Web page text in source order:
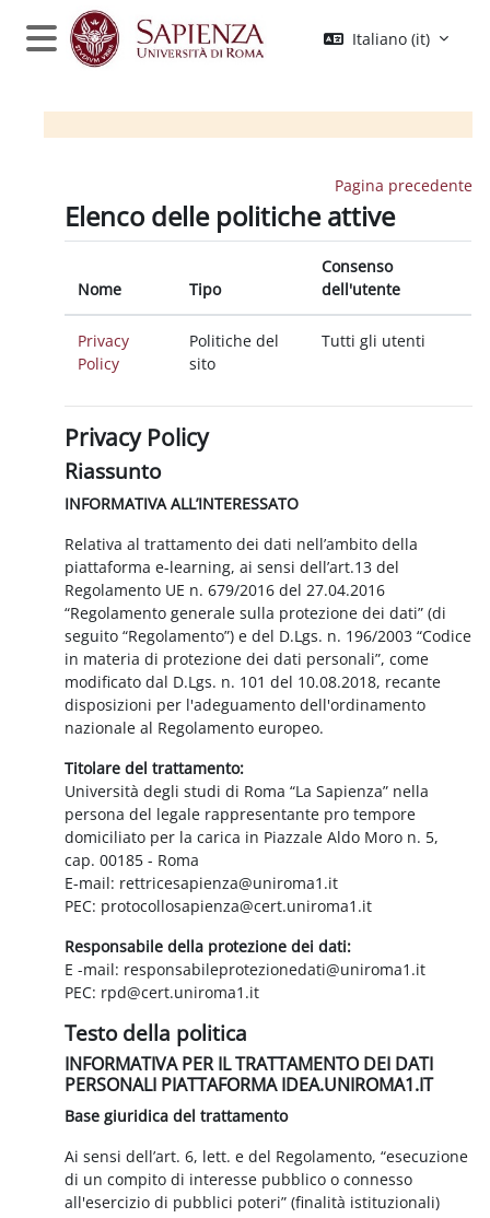
Vai al contenuto principale
Pannello laterale
Italiano ‎(it)‎
Pagina precedente
Elenco delle politiche attive
Nome Tipo
Consenso
dell'utente
Privacy
Policy
Politiche del
sito
Tutti gli utenti
Privacy Policy
Riassunto
INFORMATIVA ALL’INTERESSATO
Relativa al trattamento dei dati nell’ambito della
piattaforma e-learning, ai sensi dell’art.13 del
Regolamento UE n. 679/2016 del 27.04.2016
“Regolamento generale sulla protezione dei dati” (di
seguito “Regolamento”) e del D.Lgs. n. 196/2003 “Codice
in materia di protezione dei dati personali”, come
modificato dal D.Lgs. n. 101 del 10.08.2018, recante
disposizioni per l'adeguamento dell'ordinamento
nazionale al Regolamento europeo.
Titolare del trattamento:
Università degli studi di Roma “La Sapienza” nella
persona del legale rappresentante pro tempore
domiciliato per la carica in Piazzale Aldo Moro n. 5,
cap. 00185 - Roma
E-mail: rettricesapienza@uniroma1.it
PEC: protocollosapienza@cert.uniroma1.it
Responsabile della protezione dei dati:
E -mail: responsabileprotezionedati@uniroma1.it
PEC: rpd@cert.uniroma1.it
Testo della politica
INFORMATIVA PER IL TRATTAMENTO DEI DATI
PERSONALI PIATTAFORMA IDEA.UNIROMA1.IT
Base giuridica del trattamento
Ai sensi dell’art. 6, lett. e del Regolamento, “esecuzione
di un compito di interesse pubblico o connesso
all'esercizio di pubblici poteri” (finalità istituzionali)